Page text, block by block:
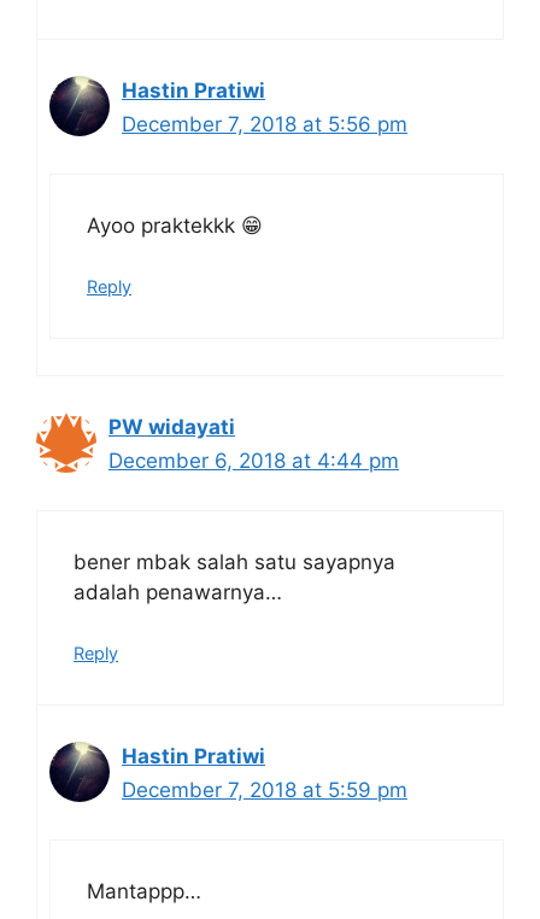
Hastin Pratiwi
December 7, 2018 at 5:56 pm
Ayoo praktekkk 😁
Reply
PW widayati
December 6, 2018 at 4:44 pm
bener mbak salah satu sayapnya
adalah penawarnya…
Reply
Hastin Pratiwi
December 7, 2018 at 5:59 pm
Mantappp…